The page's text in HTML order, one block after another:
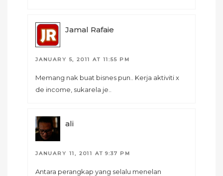
Jamal Rafaie
JANUARY 5, 2011 AT 11:55 PM
Memang nak buat bisnes pun.. Kerja aktiviti x
de income, sukarela je..
ali
JANUARY 11, 2011 AT 9:37 PM
Antara perangkap yang selalu menelan